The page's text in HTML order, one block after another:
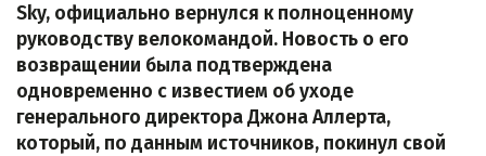
Sky, официально вернулся к полноценному
руководству велокомандой. Новость о его
возвращении была подтверждена
одновременно с известием об уходе
генерального директора Джона Аллерта,
который, по данным источников, покинул свой